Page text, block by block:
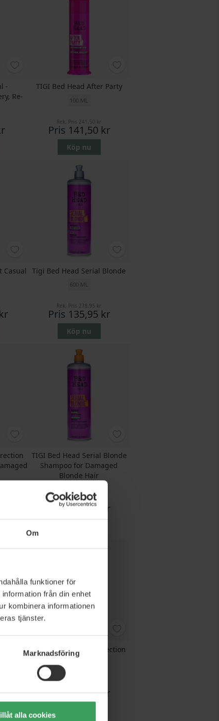
Om
funktioner för
från din enhet
kombinera informationen
tjänster.
Marknadsföring
alla cookies
-
Re-
TIGI Bed Head After Party
100 ML
Rek. Pris 241,50 kr
Pris 141,50 kr
Köp nu
Casual
Tigi Bed Head Serial Blonde
600 ML
Rek. Pris 278,95 kr
Pris 135,95 kr
Köp nu
TIGI Bed Head Serial Blonde
Shampoo for Damaged
Blonde Hair
Rek. Pris 282,50 kr
Pris 137,75 kr
TIGI Bed Head Resurrection
Shampoo
Pris152,25 kr